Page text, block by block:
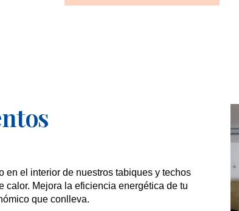
en el interior de nuestros tabiques y techos
calor. Mejora la eficiencia energética de tu
que conlleva.